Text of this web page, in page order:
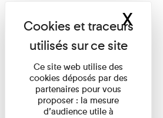
Ce site web utilise des
cookies déposés par des
partenaires pour vous
proposer : la mesure
d’audience utile à
X